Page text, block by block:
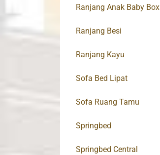
Ranjang Anak Baby Box
Ranjang Besi
Ranjang Kayu
Sofa Bed Lipat
Sofa Ruang Tamu
Springbed
Springbed Central